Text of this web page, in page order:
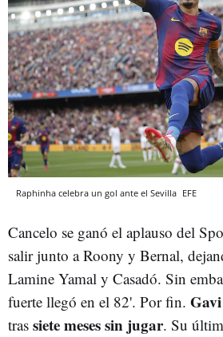
Raphinha celebra un gol ante el Sevilla EFE
Cancelo se ganó el aplauso del
salir junto a Roony y Bernal,
Lamine Yamal y Casadó. Sin
fuerte llegó en el 82'. Por fin. Gavi
tras siete meses sin jugar. Su